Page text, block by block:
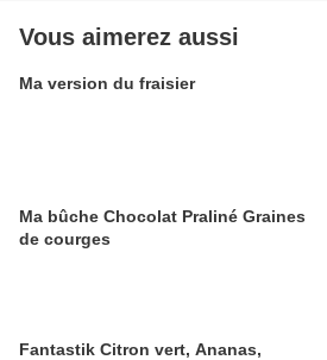
Vous aimerez aussi
Ma version du fraisier
Ma bûche Chocolat Praliné Graines
de courges
Fantastik Citron vert, Ananas,